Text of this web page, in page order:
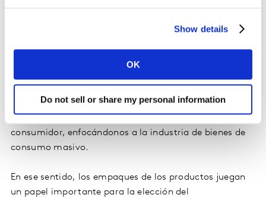
Show details
OK
Do not sell or share my personal information
explicó Adrián Ávalos, Gerente de Estudios Especiales
papel importante, de acuerdo con los encuestados,
para evitar que se siga dañado al planeta por lo que las
acciones que hagan serán bien vistas por el
consumidor, enfocándonos a la industria de bienes de
consumo masivo.
En ese sentido, los empaques de los productos juegan
un papel importante para la elección del